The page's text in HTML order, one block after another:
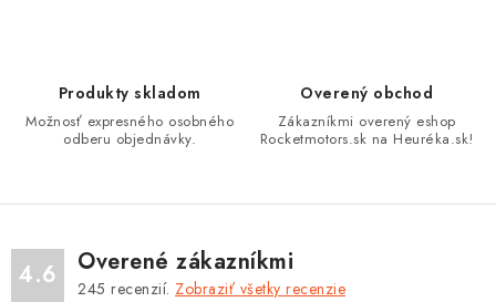
s
u
Produkty skladom
Možnosť expresného osobného
odberu objednávky.
Overený obchod
Zákazníkmi overený eshop
Rocketmotors.sk na Heuréka.sk!
4.6 Overené zákazníkmi
245 recenzií. Zobraziť všetky recenzie